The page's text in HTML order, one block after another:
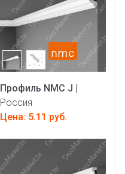
Профиль NMC J |
Россия
Цена: 5.11 руб.